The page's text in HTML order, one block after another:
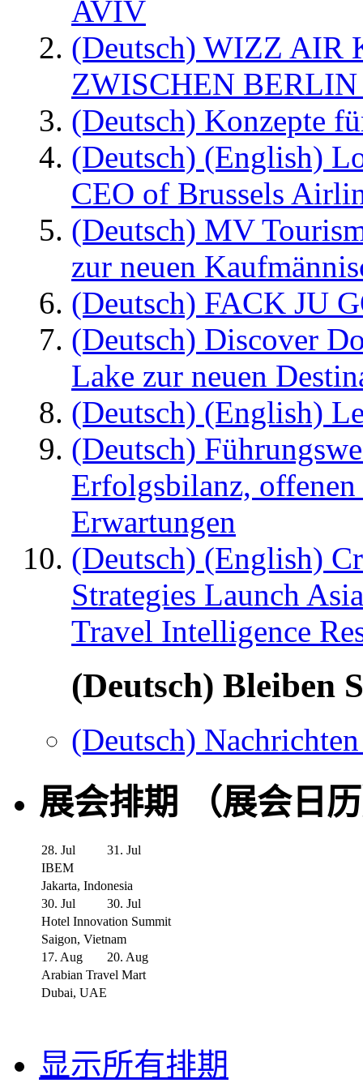
AVIV
(Deutsch) WIZZ AIR
ZWISCHEN
(Deutsch) Konzepte
(Deutsch) (English)
CEO of Brussels
(Deutsch) MV
zur neuen
(Deutsch) FACK JU
(Deutsch) Discover
Lake zur neuen
(Deutsch) (English)
(Deutsch)
Erfolgsbilanz,
Erwartungen
(Deutsch) (English)
Strategies Launch
Travel Intelligence
(Deutsch) Bleiben
(Deutsch)
展会排期 （展会日
28. Jul
31. Jul
IBEM
Jakarta, Indonesia
30. Jul
30. Jul
Hotel Innovation Summit
Saigon, Vietnam
17. Aug
20. Aug
Arabian Travel Mart
Dubai, UAE
显示所有排期